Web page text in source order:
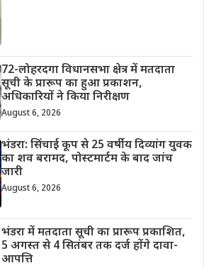
72-लोहरदगा विधानसभा क्षेत्र में मतदाता
सूची के प्रारूप का हुआ प्रकाशन,
अधिकारियों ने किया निरीक्षण
August 6, 2026
भंडरा: सिंचाई कूप से 25 वर्षीय दिव्यांग युवक
का शव बरामद, पोस्टमार्टम के बाद जांच
जारी
August 6, 2026
भंडरा में मतदाता सूची का प्रारूप प्रकाशित,
5 अगस्त से 4 सितंबर तक दर्ज होंगे दावा-
आपत्ति